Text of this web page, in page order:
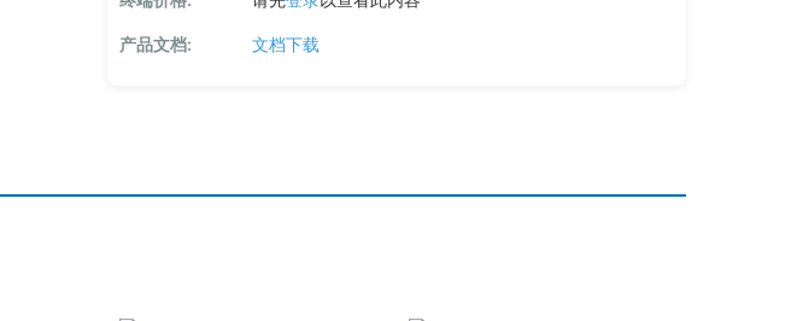
产品文档: 文档下载